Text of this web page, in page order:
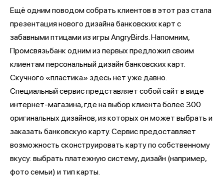
Ещё одним поводом собрать клиентов в этот раз стала
презентация нового дизайна банковских карт с
забавными птицами из игры AngryBirds. Напомним,
Промсвязьбанк одним из первых предложил своим
клиентам персональный дизайн банковских карт.
Скучного «пластика» здесь нет уже давно.
Специальный сервис представляет собой сайт в виде
интернет-магазина, где на выбор клиента более 300
оригинальных дизайнов, из которых он может выбрать и
заказать банковскую карту. Сервис предоставляет
возможность сконструировать карту по собственному
вкусу: выбрать платежную систему, дизайн (например,
фото семьи) и тип карты.